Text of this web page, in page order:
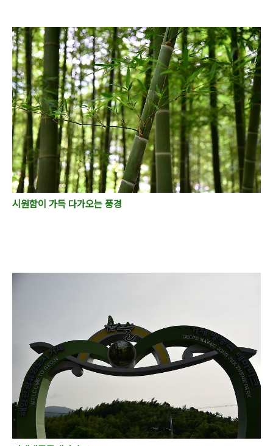
시원함이 가득 다가오는 풍경